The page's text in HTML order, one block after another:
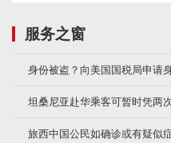
服务之窗
身份被盗？向美国国税局申请
坦桑尼亚赴华乘客可暂时凭两
旅西中国公民如确诊或有疑似